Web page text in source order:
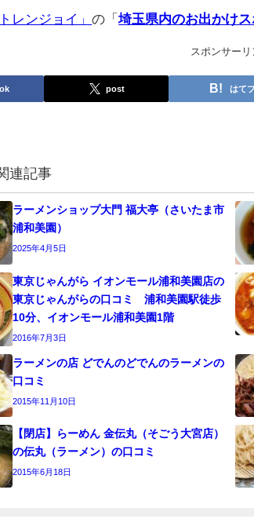
レンジョイ」の「埼玉県内のお出かけ
スポンサーリ
post はて
連記事
ラーメンショップ大門 福大亭（さいたま市
浦和美園）
2025年4月5日
東京じゃんがら イオンモール浦和美園店の
東京じゃんがらの口コミ 浦和美園駅徒歩
10分、イオンモール浦和美園1階
2016年7月3日
ラーメンの店 どでんのどでんのラーメンの
口コミ
2015年11月10日
【閉店】らーめん 金伝丸（そごう大宮店）
の伝丸（ラーメン）の口コミ
2015年6月18日